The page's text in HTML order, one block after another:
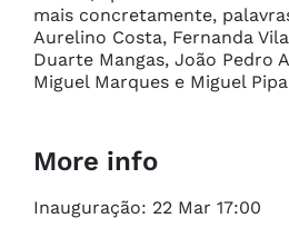
mais concretamente,
Aurelino Costa, Fernanda
Duarte Mangas, João Pedro
Miguel Marques e Miguel
More info
Inauguração: 22 Mar 17:00